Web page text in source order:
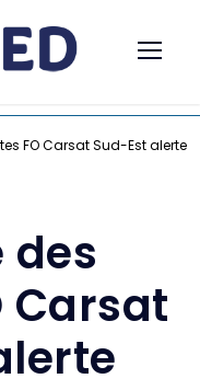
FO Carsat Sud-Est alerte
des
Carsat